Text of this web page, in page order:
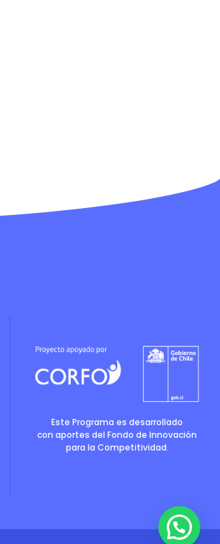
Este Programa es desarrollado
con aportes del Fondo de Innovación
para la Competitividad.